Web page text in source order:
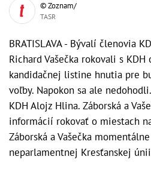
© Zoznam/
TASR
BRATISLAVA - Bývalí členovia
Richard Vašečka rokovali s
kandidačnej listine hnutia pre
voľby. Napokon sa ale
KDH Alojz Hlina. Záborská a
informácií rokovať o miestach
Záborská a Vašečka
neparlamentnej Kresťanskej